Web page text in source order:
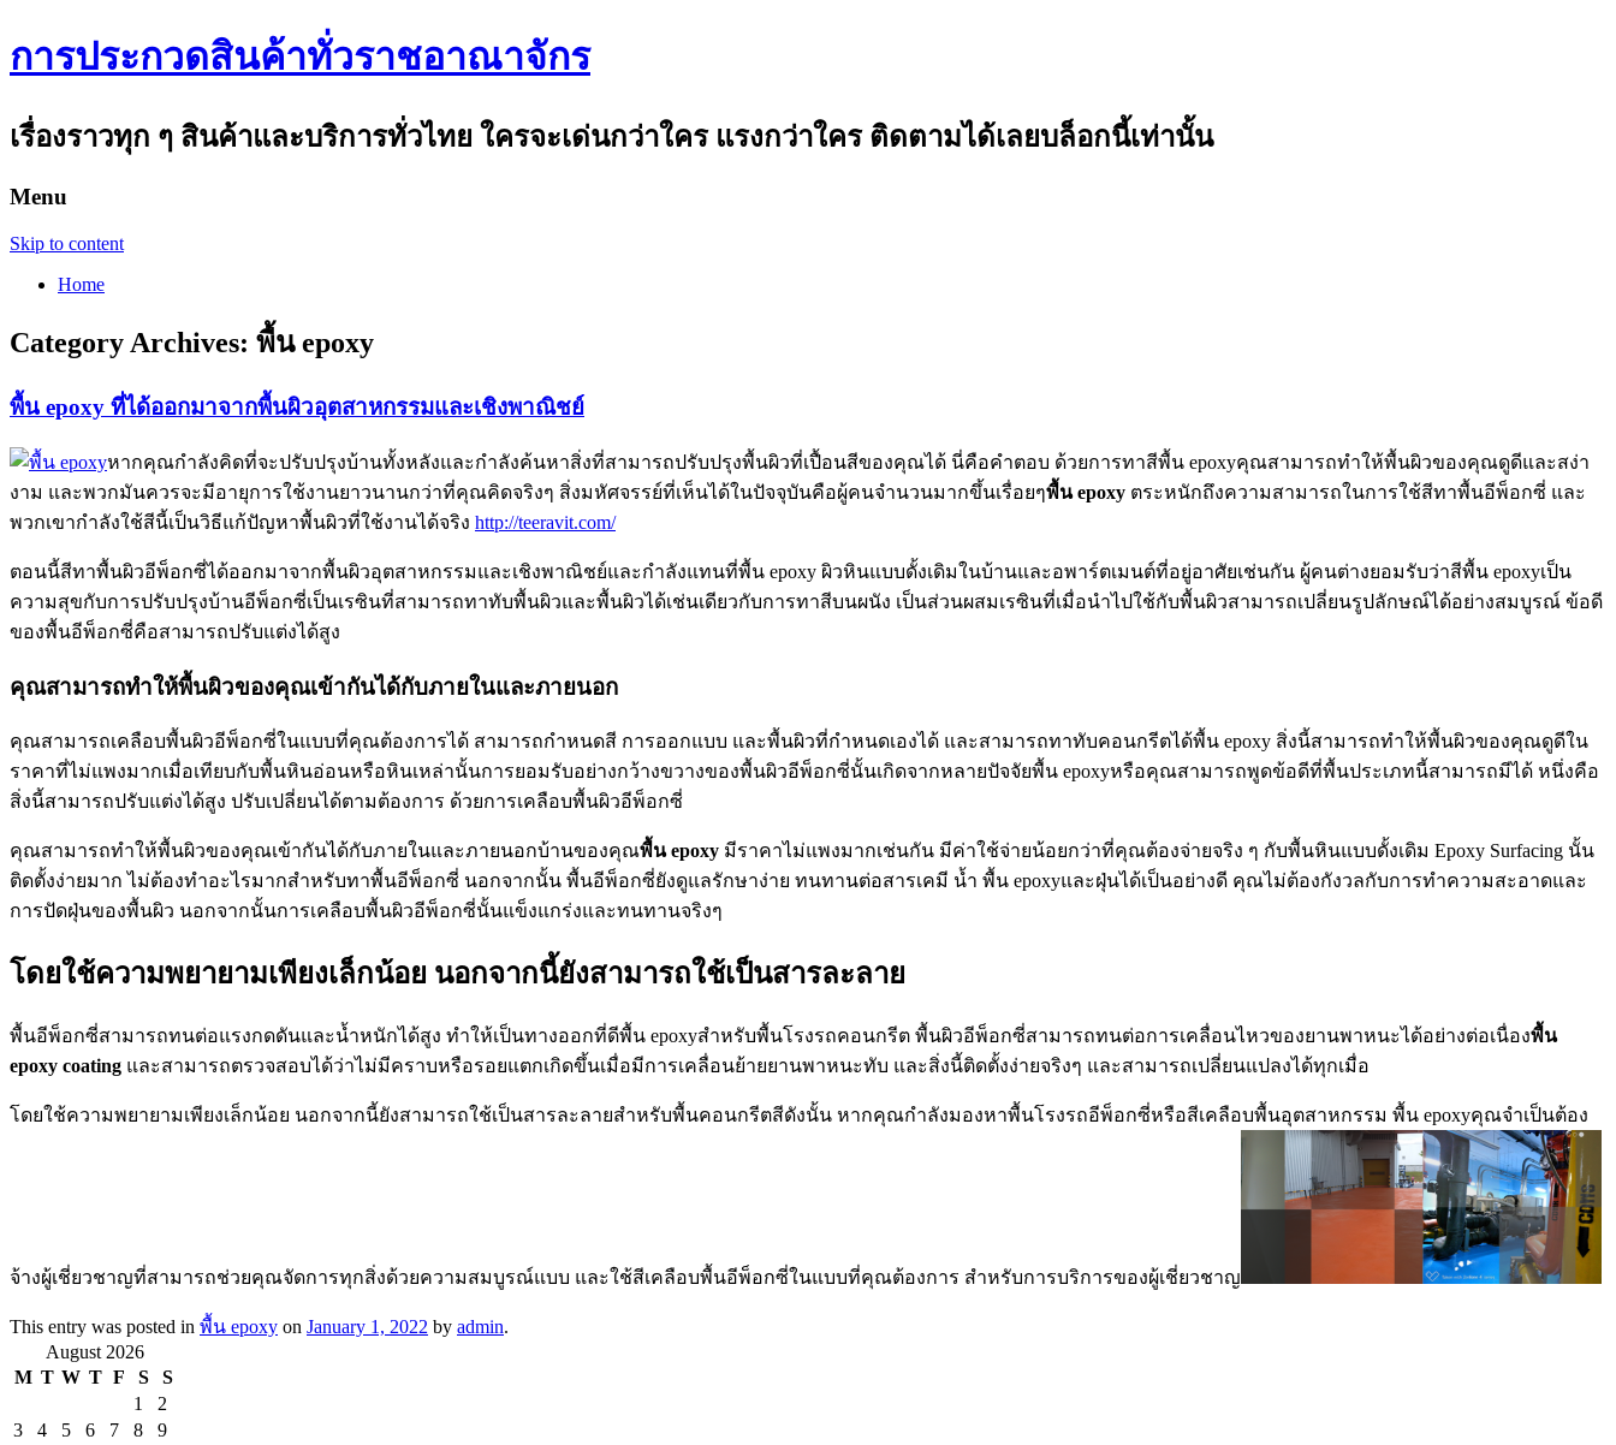
การประกวดสินค้าทั่วราชอาณาจักร
เรื่องราวทุก ๆ สินค้าและบริการทั่วไทย ใครจะเด่นกว่าใคร แรงกว่าใคร ติดตามได้เลยบล็อกนี้เท่านั้น
Menu
Skip to content
Home
Category Archives: พื้น epoxy
พื้น epoxy ที่ได้ออกมาจากพื้นผิวอุตสาหกรรมและเชิงพาณิชย์
หากคุณกำลังคิดที่จะปรับปรุงบ้านทั้งหลังและกำลังค้นหาสิ่งที่สามารถปรับปรุงพื้นผิวที่เปื้อนสีของคุณได้ นี่คือคำตอบ ด้วยการทาสีพื้น epoxyคุณสามารถทำให้พื้นผิวของคุณดูดีและสง่า
งาม และพวกมันควรจะมีอายุการใช้งานยาวนานกว่าที่คุณคิดจริงๆ สิ่งมหัศจรรย์ที่เห็นได้ในปัจจุบันคือผู้คนจำนวนมากขึ้นเรื่อยๆพื้นepoxy ตระหนักถึงความสามารถในการใช้สีทาพื้นอีพ็อกซี่ และ
พวกเขากำลังใช้สีนี้เป็นวิธีแก้ปัญหาพื้นผิวที่ใช้งานได้จริง http://teeravit.com/
ตอนนี้สีทาพื้นผิวอีพ็อกซี่ได้ออกมาจากพื้นผิวอุตสาหกรรมและเชิงพาณิชย์และกำลังแทนที่พื้น epoxy ผิวหินแบบดั้งเดิมในบ้านและอพาร์ตเมนต์ที่อยู่อาศัยเช่นกัน ผู้คนต่างยอมรับว่าสีพื้น epoxyเป็น
ความสุขกับการปรับปรุงบ้านอีพ็อกซี่เป็นเรซินที่สามารถทาทับพื้นผิวและพื้นผิวได้เช่นเดียวกับการทาสีบนผนัง เป็นส่วนผสมเรซินที่เมื่อนำไปใช้กับพื้นผิวสามารถเปลี่ยนรูปลักษณ์ได้อย่างสมบูรณ์ ข้อดี
ของพื้นอีพ็อกซี่คือสามารถปรับแต่งได้สูง
คุณสามารถทำให้พื้นผิวของคุณเข้ากันได้กับภายในและภายนอก
คุณสามารถเคลือบพื้นผิวอีพ็อกซี่ในแบบที่คุณต้องการได้ สามารถกำหนดสี การออกแบบ และพื้นผิวที่กำหนดเองได้ และสามารถทาทับคอนกรีตได้พื้น epoxy สิ่งนี้สามารถทำให้พื้นผิวของคุณดูดีใน
ราคาที่ไม่แพงมากเมื่อเทียบกับพื้นหินอ่อนหรือหินเหล่านั้นการยอมรับอย่างกว้างขวางของพื้นผิวอีพ็อกซี่นั้นเกิดจากหลายปัจจัยพื้น epoxyหรือคุณสามารถพูดข้อดีที่พื้นประเภทนี้สามารถมีได้ หนึ่งคือ
สิ่งนี้สามารถปรับแต่งได้สูง ปรับเปลี่ยนได้ตามต้องการ ด้วยการเคลือบพื้นผิวอีพ็อกซี่
คุณสามารถทำให้พื้นผิวของคุณเข้ากันได้กับภายในและภายนอกบ้านของคุณพื้นepoxy มีราคาไม่แพงมากเช่นกัน มีค่าใช้จ่ายน้อยกว่าที่คุณต้องจ่ายจริง ๆ กับพื้นหินแบบดั้งเดิม Epoxy Surfacing นั้น
ติดตั้งง่ายมาก ไม่ต้องทำอะไรมากสำหรับทาพื้นอีพ็อกซี่ นอกจากนั้น พื้นอีพ็อกซี่ยังดูแลรักษาง่าย ทนทานต่อสารเคมี น้ำ พื้น epoxyและฝุ่นได้เป็นอย่างดี คุณไม่ต้องกังวลกับการทำความสะอาดและ
การปัดฝุ่นของพื้นผิว นอกจากนั้นการเคลือบพื้นผิวอีพ็อกซี่นั้นแข็งแกร่งและทนทานจริงๆ
โดยใช้ความพยายามเพียงเล็กน้อย นอกจากนี้ยังสามารถใช้เป็นสารละลาย
พื้นอีพ็อกซี่สามารถทนต่อแรงกดดันและน้ำหนักได้สูง ทำให้เป็นทางออกที่ดีพื้น epoxyสำหรับพื้นโรงรถคอนกรีต พื้นผิวอีพ็อกซี่สามารถทนต่อการเคลื่อนไหวของยานพาหนะได้อย่างต่อเนื่องพื้น
epoxy coating และสามารถตรวจสอบได้ว่าไม่มีคราบหรือรอยแตกเกิดขึ้นเมื่อมีการเคลื่อนย้ายยานพาหนะทับ และสิ่งนี้ติดตั้งง่ายจริงๆ และสามารถเปลี่ยนแปลงได้ทุกเมื่อ
โดยใช้ความพยายามเพียงเล็กน้อย นอกจากนี้ยังสามารถใช้เป็นสารละลายสำหรับพื้นคอนกรีตสีดังนั้น หากคุณกำลังมองหาพื้นโรงรถอีพ็อกซี่หรือสีเคลือบพื้นอุตสาหกรรม พื้น epoxyคุณจำเป็นต้อง
จ้างผู้เชี่ยวชาญที่สามารถช่วยคุณจัดการทุกสิ่งด้วยความสมบูรณ์แบบ และใช้สีเคลือบพื้นอีพ็อกซี่ในแบบที่คุณต้องการ สำหรับการบริการของผู้เชี่ยวชาญ
This entry was posted in พื้น epoxy on January 1, 2022 by admin.
August 2026
M T W T F S
S
1
2
3
4 5 6 7 8
9